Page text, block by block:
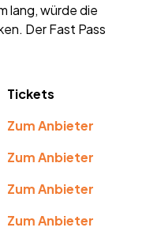
lang, würde die
Der Fast Pass
Tickets
Zum Anbieter
Zum Anbieter
Zum Anbieter
Zum Anbieter